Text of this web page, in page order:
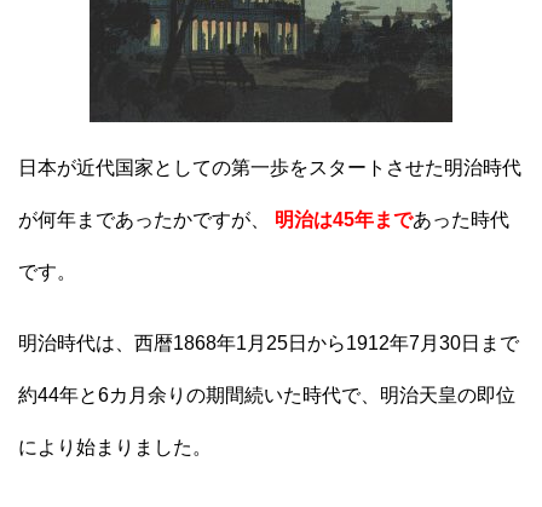
日本が近代国家としての第一歩をスタートさせた明治時代
が何年まであったかですが、 明治は45年まであった時代
です。
明治時代は、西暦1868年1月25日から1912年7月30日まで
約44年と6カ月余りの期間続いた時代で、明治天皇の即位
により始まりました。